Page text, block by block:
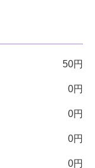
50円
0円
0円
0円
0円